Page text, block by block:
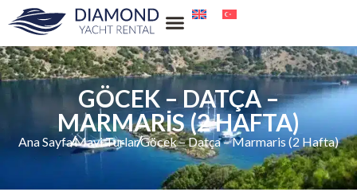
GÖCEK – DATÇA –
MARMARIS (2 HAFTA)
Ana SayfaMavi TurlarGöcek – Datça – Marmaris (2 Hafta)